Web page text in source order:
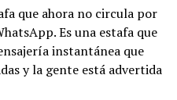
que ahora no circula por
Es una estafa que
instantánea que
y la gente está advertida